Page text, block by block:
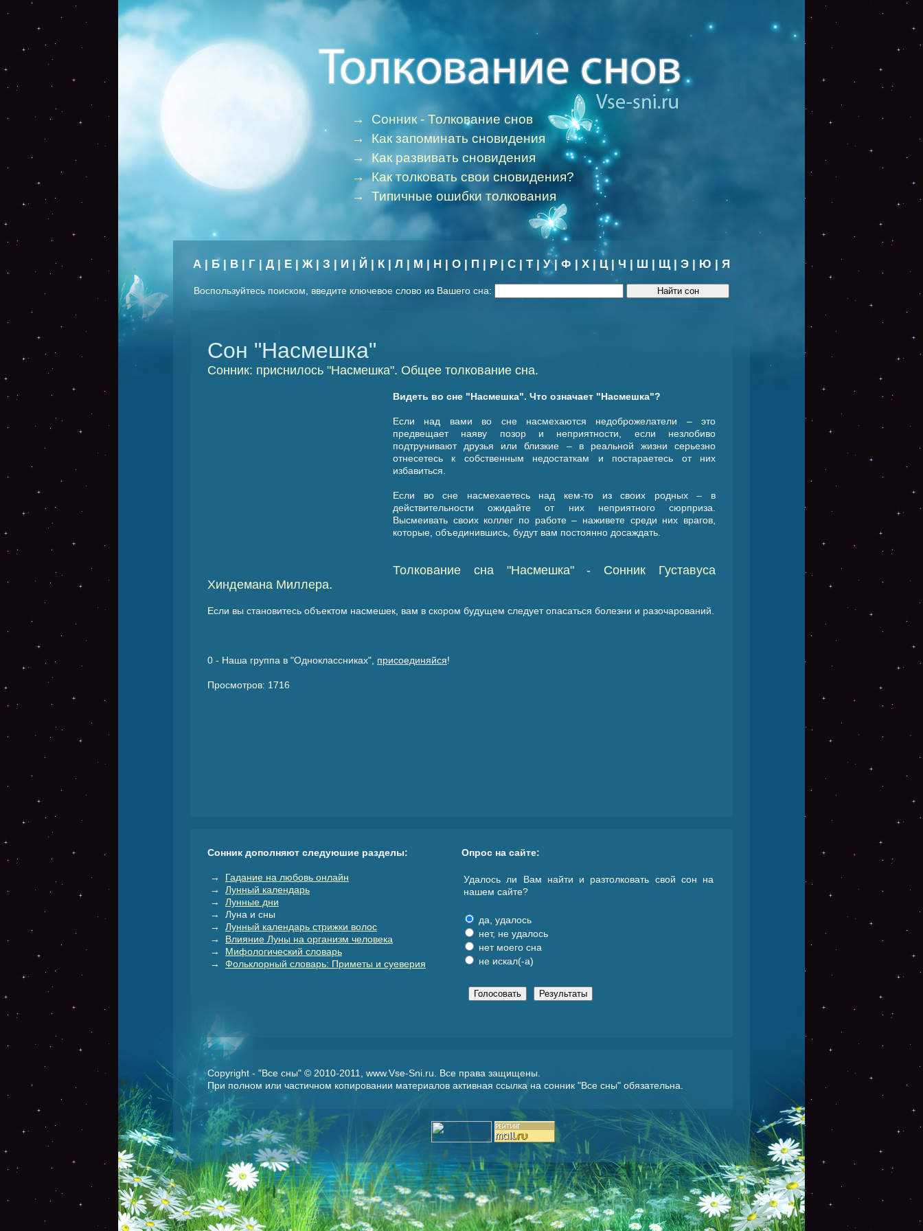
→ Сонник - Толкование снов
→ Как запоминать сновидения
→ Как развивать сновидения
→Как толковать свои сновидения?
→ Типичные ошибки толкования
А | Б| В | Г | Д | Е | Ж| З | И | Й | К| Л | М | Н | О | П | Р | С | Т|У| Ф | Х | Ц| Ч | Ш | Щ| Э | Ю | Я
Воспользуйтесь поиском, введите ключевое слово из Вашего сна:
Сон "Насмешка"
Сонник: приснилось "Насмешка". Общее толкование сна.
Видеть во сне "Насмешка". Что означает "Насмешка"?
Если над вами во сне насмехаются недоброжелатели – это
предвещает наяву позор и неприятности, если незлобиво
подтрунивают друзья или близкие – в реальной жизни серьезно
отнесетесь к собственным недостаткам и постараетесь от них
избавиться.
Если во сне насмехаетесь над кем-то из своих родных – в
действительности ожидайте от них неприятного сюрприза.
Высмеивать своих коллег по работе – наживете среди них врагов,
которые, объединившись, будут вам постоянно досаждать.
Толкование сна "Насмешка" - Cонник Густавуса
Хиндемана Миллера.
Если вы становитесь объектом насмешек, вам в скором будущем следует опасаться болезни и разочарований.
0 - Наша группа в "Одноклассниках", присоединяйся!
Просмотров: 1716
Сонник дополняют следуюшие разделы:
→ Гадание на любовь онлайн
→ Лунный календарь
→ Лунные дни
→ Луна и сны
→ Лунный календарь стрижки волос
→ Влияние Луны на организм человека
→ Мифологический словарь
→ Фольклорный словарь: Приметы и суеверия
Опрос на сайте:
Удалось ли Вам найти и разтолковать свой сон на
нашем сайте?
да, удалось
нет, не удалось
нет моего сна
не искал(-а)
Copyright - "Все сны" © 2010-2011, www.Vse-Sni.ru. Все права защищены.
При полном или частичном копировании материалов активная ссылка на сонник "Все сны" обязательна.